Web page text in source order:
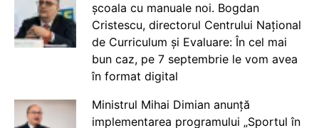
școala cu manuale noi. Bogdan
Cristescu, directorul Centrului Național
de Curriculum și Evaluare: În cel mai
bun caz, pe 7 septembrie le vom avea
în format digital
Ministrul Mihai Dimian anunță
implementarea programului „Sportul în